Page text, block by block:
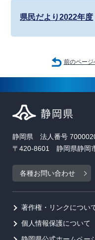
県民だより2022年度
前のページ
静岡県 法人番号
〒420-8601 静岡県静岡
各種お問い合わせ
著作権・リンクについ
個人情報保護について